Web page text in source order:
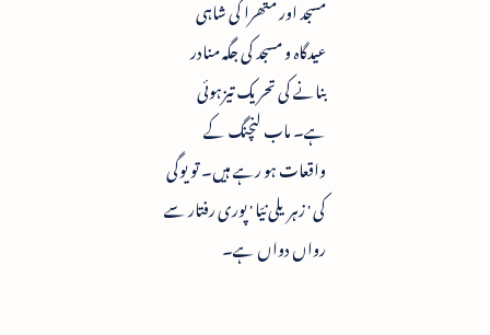
مسجد اور متھرا کی شاہی
عیدگاہ و مسجد کی جگہ منادر
بنانے کی تحریک تیزہوئی
ہے۔ ماب لنچنگ کے
واقعات ہو رہے ہیں۔ تو یوگی
کی ' زہریلی نیّا ' پوری رفتار سے
رواں دواں ہے۔